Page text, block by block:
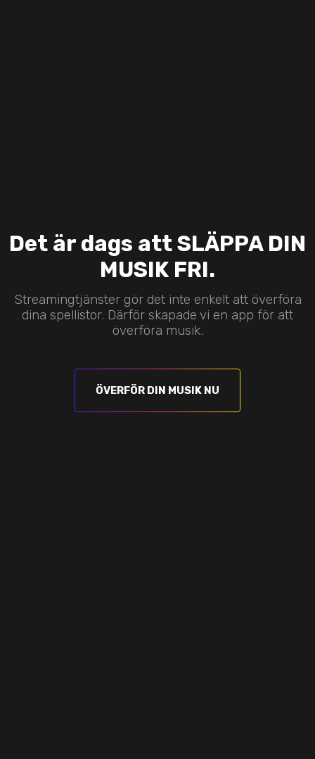
Det är dags att SLÄPPA DIN
MUSIK FRI.
Streamingtjänster gör det inte enkelt att överföra
dina spellistor. Därför skapade vi en app för att
överföra musik.
ÖVERFÖR DIN MUSIK NU